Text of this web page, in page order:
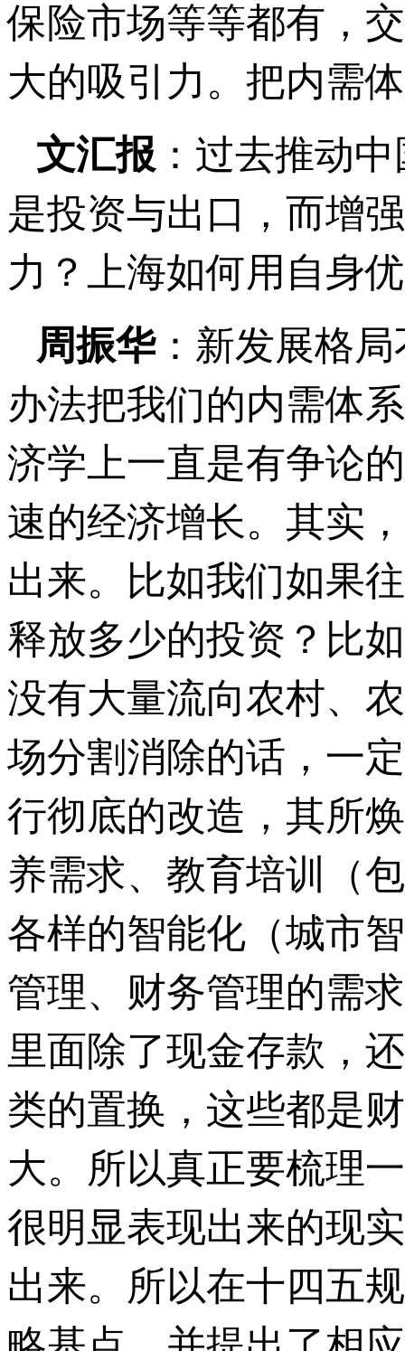
保险市场等等都有，
大的吸引力。把内需
文汇报 ：过去推动
是投资与出口，而增
力？上海如何用自身
周振华：新发展格
办法把我们的内需体
济学上一直是有争论
速的经济增长。其实
出来。比如我们如果
释放多少的投资？比
没有大量流向农村、
场分割消除的话，一
行彻底的改造，其所
养需求、教育培训（
各样的智能化（城市
管理、财务管理的需
里面除了现金存款，
类的置换，这些都是
大。所以真正要梳理
很明显表现出来的现
出来。所以在十四五